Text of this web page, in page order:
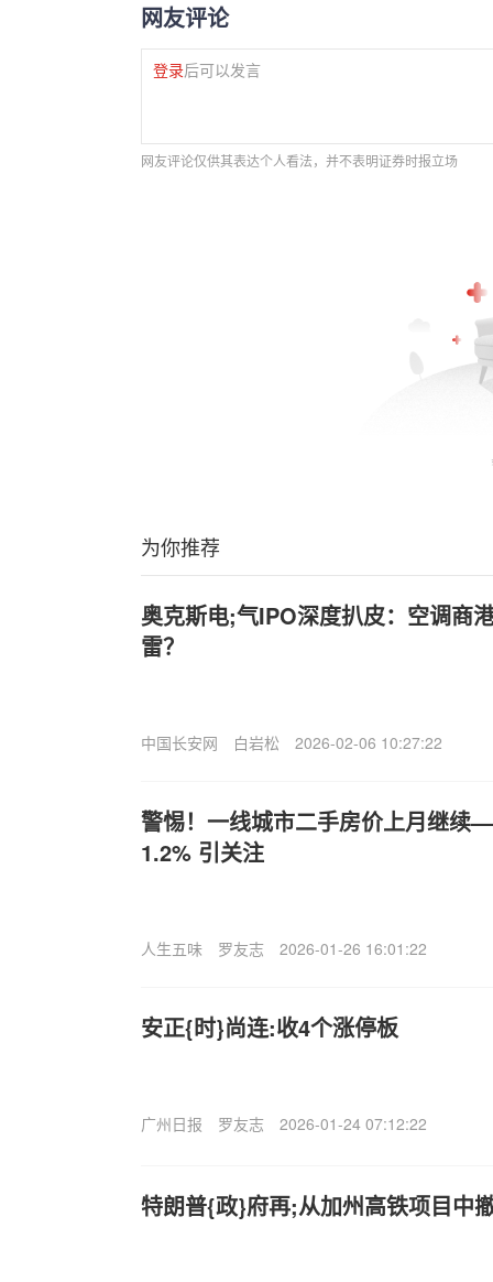
网友评论
登录后可以发言
网友评论仅供其表达个人看法，并不表明证券时报立场
为你推荐
奥克斯电;气IPO深度扒皮：空调商
雷？
中国长安网 白岩松 2026-02-06 10:27:22
警惕！一线城市二手房价上月继续
1.2% 引关注
人生五味 罗友志 2026-01-26 16:01:22
安正{时}尚连:收4个涨停板
广州日报 罗友志 2026-01-24 07:12:22
特朗普{政}府再;从加州高铁项目中